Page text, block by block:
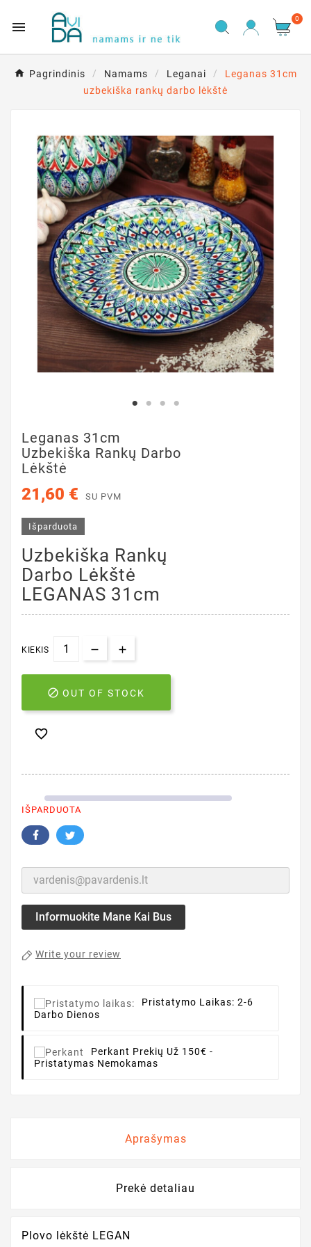

0
Pagrindinis Namams Leganai
Leganas 31cm
uzbekiška rankų darbo lėkštė
Leganas 31cm
Uzbekiška Rankų Darbo
Lėkštė
21,60 € SU PVM
Išparduota
Uzbekiška Rankų
Darbo Lėkštė
LEGANAS 31cm
KIEKIS
 OUT OF STOCK

IŠPARDUOTA
Informuokite Mane Kai Bus
Write your review
Pristatymo Laikas: 2-6
Darbo Dienos
Perkant Prekių Už 150€ -
Pristatymas Nemokamas
Aprašymas
Prekė detaliau
Plovo lėkštė LEGAN